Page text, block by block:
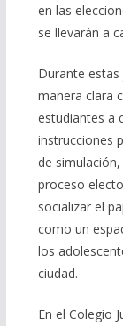
en las
se llevarán a
Durante estas
manera clara
estudiantes a
instrucciones
de
proceso
socializar el
como un
los
ciudad.
En el Colegio